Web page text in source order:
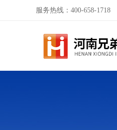
服务热线：400-658-1718